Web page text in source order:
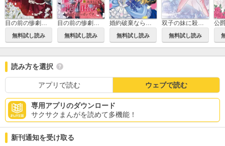
目の前の惨劇で前世を思い出したけど、あまりにも問題山積みでいっぱいいっぱいです。
無料試し読み
目の前の惨劇で前世を思い出したけど、あまりにも問題山積みでいっぱいいっぱいです。 連載版
無料試し読み
婚約破棄ならお好きにどうぞ。したたか令嬢の華麗なる復讐 アンソロジーコミック
無料試し読み
双子の妹に殺された姉、二度目の人生は初恋のイケおじ王弟にフルベットします！
無料試し読み
読み方を選択
アプリで読む ウェブで読む
専用アプリのダウンロード
サクサクまんがを読めて多機能！
新刊通知を受け取る